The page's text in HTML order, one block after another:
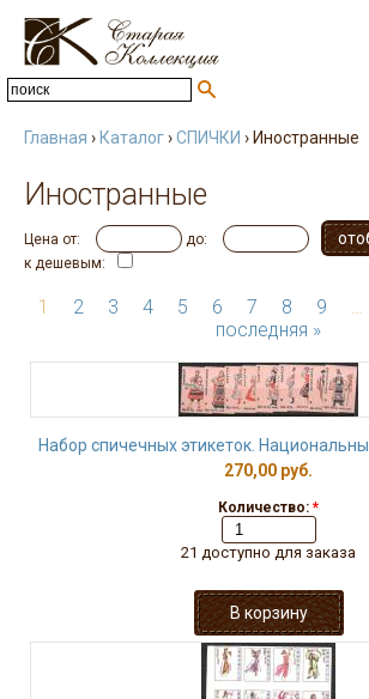
Главная › Каталог›СПИЧКИ › Иностранные
Иностранные
Цена от: до:
к дешевым:
1 2 3 4 5 6 7 8 9 …
последняя »
Набор спичечных этикеток.
270,00 руб.
Количество: *
21 доступно для заказа